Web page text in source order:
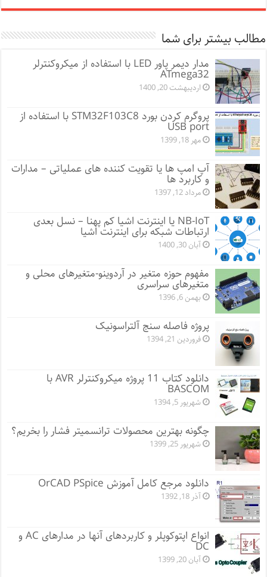
مطالب بیشتر برای شما
مدار دیمر پاور LED با استفاده از میکروکنترلر
ATmega32
اردیبهشت 20, 1400
پروگرم کردن بورد STM32F103C8 با استفاده از
USB port
مهر 18, 1399
آپ امپ ها یا تقویت کننده های عملیاتی – مدارات
و کاربرد ها
مرداد 12, 1397
NB-IoT یا اینترنت اشیا کم پهنا – نسل بعدی
ارتباطات شبکه برای اینترنت اشیا
آبان 30, 1400
مفهوم حوزه متغیر در آردوینو-متغیرهای محلی و
متغیرهای سراسری
بهمن 6, 1396
پروژه فاصله سنج آلتراسونیک
فروردین 21, 1394
دانلود کتاب 11 پروژه میکروکنترلر AVR با
BASCOM
شهریور 5, 1394
چگونه بهترین محصولات ترانسمیتر فشار را بخریم؟
شهریور 25, 1399
دانلود مرجع کامل آموزش OrCAD PSpice
آذر 18, 1392
انواع اپتوکوپلر و کاربردهای آنها در مدارهای AC و
DC
آبان 20, 1399